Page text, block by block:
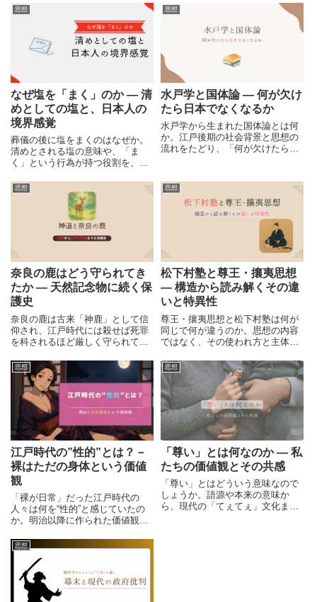
学。本記事では源氏物語を例に、
古典の読み方の違いとその背景を
分かりやすく整理します。
思想
なぜ塩を「まく」のか ― 清
めとしての塩と、日本人の
境界感覚
葬儀の後に塩をまくのはなぜか。
清めとされる塩の意味や、「ま
く」という行為が持つ役割を、境
思想
水戸学と国体論 ― 何が欠け
たら日本でなくなるか
水戸学から生まれた国体論とは何
か。江戸後期の社会背景と思想の
流れをたどり、「何が欠けたら日
の関係もあわせて解説。
思想
奈良の鹿はどう守られてき
たか ― 天然記念物に続く保
護史
奈良の鹿は古来「神鹿」として信
仰され、江戸時代には殺せば死罪
を科されるほど厳しく守られてき
どのように扱われ、現代の天然記
念物に至ったのか、その保護の歴
史を神道の視点から解説します。
思想
松下村塾と尊王・攘夷思想
― 構造から読み解くその違
いと特異性
尊王・攘夷思想と松下村塾は何が
同じで何が違うのか。思想の内容
ではなく、その使われ方と主体の
わかりやすく解説します。
思想
江戸時代の”性的”とは？－
裸はただの身体という価値
観
「裸が日常」だった江戸時代の
人々は何を“性的”と感じていたの
か。明治以降に作られた価値観と
し、「常識」を問い直します。
思想
「尊い」とは何なのか ― 私
たちの価値観とその共感
「尊い」とはどういう意味なので
しょうか。語源や本来の意味か
ら、現代の「てぇてぇ」文化まで
思想